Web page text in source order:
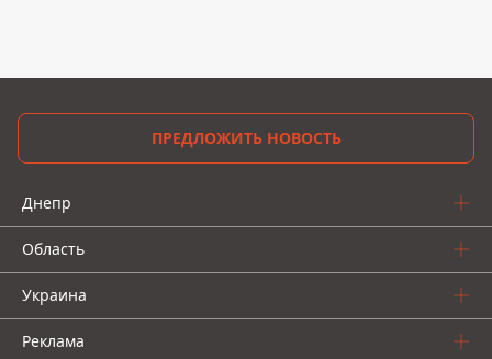
ПРЕДЛОЖИТЬ НОВОСТЬ
Днепр
Область
Украина
Реклама